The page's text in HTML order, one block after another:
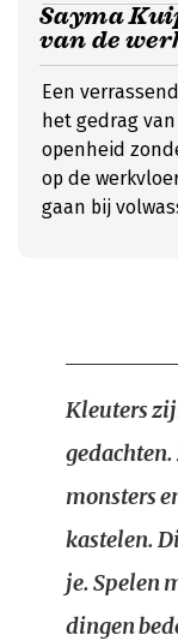
Sayma
van de
Een
het gedrag
openheid
op de
gaan bij
Kleuters
monsters
kastelen.
je. Spelen
dingen